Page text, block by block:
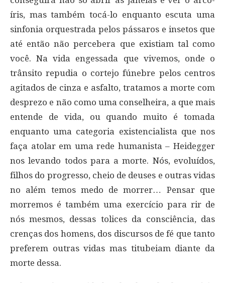
íris, mas também tocá-lo enquanto escuta uma
sinfonia orquestrada pelos pássaros e insetos que
até então não percebera que existiam tal como
você. Na vida engessada que vivemos, onde o
trânsito repudia o cortejo fúnebre pelos centros
agitados de cinza e asfalto, tratamos a morte com
desprezo e não como uma conselheira, a que mais
entende de vida, ou quando muito é tomada
enquanto uma categoria existencialista que nos
faça atolar em uma rede humanista – Heidegger
nos levando todos para a morte. Nós, evoluídos,
filhos do progresso, cheio de deuses e outras vidas
no além temos medo de morrer… Pensar que
morremos é também uma exercício para rir de
nós mesmos, dessas tolices da consciência, das
crenças dos homens, dos discursos de fé que tanto
preferem outras vidas mas titubeiam diante da
morte dessa.